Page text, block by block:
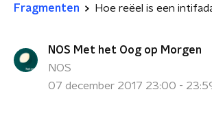
Fragmenten Hoe reëel is een
NOS Met het Oog op Morgen
NOS
07 december 2017 23:00 -